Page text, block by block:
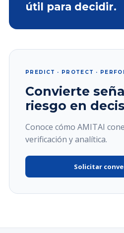
útil para decidir.
PREDICT · PROTECT ·
Convierte
riesgo en
Conoce cómo AMITAI
verificación y analítica.
Solicitar